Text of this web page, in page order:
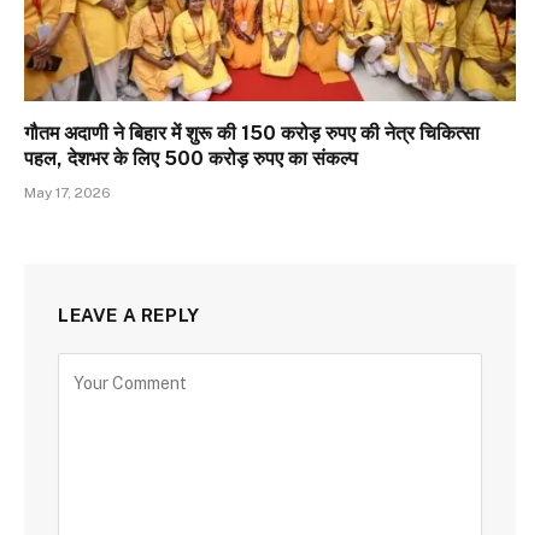
गौतम अदाणी ने बिहार में शुरू की 150 करोड़ रुपए की नेत्र चिकित्सा
पहल, देशभर के लिए 500 करोड़ रुपए का संकल्प
May 17, 2026
LEAVE A REPLY